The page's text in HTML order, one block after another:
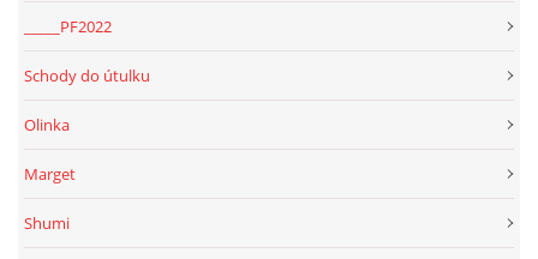
_____PF2022
Schody do útulku
Olinka
Marget
Shumi